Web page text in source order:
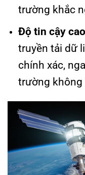
trường khắc
Độ tin cậy cao
truyền tải dữ
chính xác,
trường không